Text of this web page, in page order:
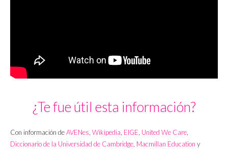
¿Te fue útil esta información?
Con información deAVENes Wikipedia EIGE United We Care
Diccionario de la Universidad de Cambridge Macmillan Education y